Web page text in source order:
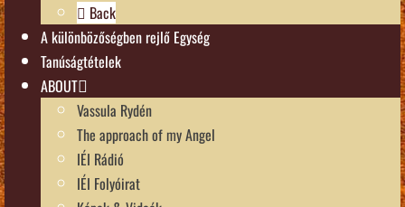
Back
A különbözőségben rejlő Egység
Tanúságtételek
ABOUT
Vassula Rydén
The approach of my Angel
IÉI Rádió
IÉI Folyóirat